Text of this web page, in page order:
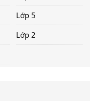
Lớp 5
Lớp 2